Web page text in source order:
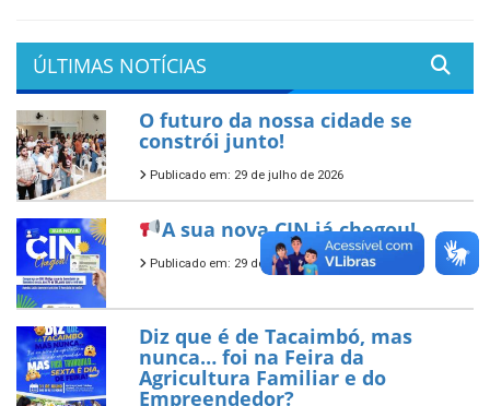
ÚLTIMAS NOTÍCIAS
O futuro da nossa cidade se
constrói junto!
Publicado em: 29 de julho de 2026
A sua nova CIN já chegou!
Publicado em: 29 de julho de 2026
Diz que é de Tacaimbó, mas
nunca… foi na Feira da
Agricultura Familiar e do
Empreendedor?